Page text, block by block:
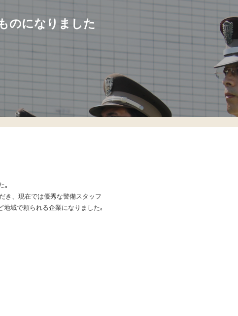
のになりました
｡
き、現在では優秀な警備スタッフ
域で頼られる企業になりました｡